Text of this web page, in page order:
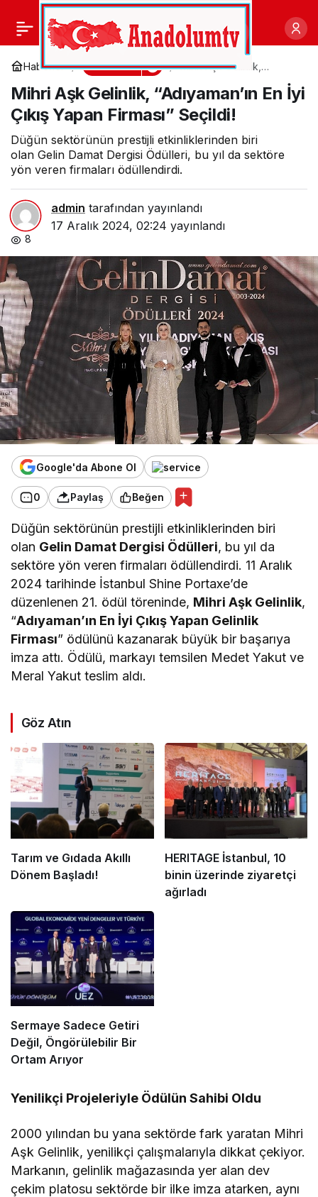
Haberler Ekonomi
Mihri Aşk Gelinlik,
Yapan Firması” Seçildi!
Mihri Aşk Gelinlik, “Adıyaman’ın En İyi
Çıkış Yapan Firması” Seçildi!
Düğün sektörünün prestijli etkinliklerinden biri
olan Gelin Damat Dergisi Ödülleri, bu yıl da sektöre
yön veren firmaları ödüllendirdi.
admin tarafından yayınlandı
17 Aralık 2024, 02:24 yayınlandı
8
Google'da Abone Ol
0 Paylaş Beğen
Düğün sektörünün prestijli etkinliklerinden biri
olan Gelin Damat Dergisi Ödülleri, bu yıl da
sektöre yön veren firmaları ödüllendirdi. 11 Aralık
2024 tarihinde İstanbul Shine Portaxe’de
düzenlenen 21. ödül töreninde, Mihri Aşk Gelinlik,
“Adıyaman’ın En İyi Çıkış Yapan Gelinlik
Firması” ödülünü kazanarak büyük bir başarıya
imza attı. Ödülü, markayı temsilen Medet Yakut ve
Meral Yakut teslim aldı.
Göz Atın
Tarım ve Gıdada Akıllı
Dönem Başladı!
HERITAGE İstanbul, 10
binin üzerinde ziyaretçi
ağırladı
Sermaye Sadece Getiri
Değil, Öngörülebilir Bir
Ortam Arıyor
Yenilikçi Projeleriyle Ödülün Sahibi Oldu
2000 yılından bu yana sektörde fark yaratan Mihri
Aşk Gelinlik, yenilikçi çalışmalarıyla dikkat çekiyor.
Markanın, gelinlik mağazasında yer alan dev
çekim platosu sektörde bir ilke imza atarken, aynı
Gedik Yatırım, 2025
yatırım stratejilerinin
konuşulduğu İstanbul
Yatırımcı Semineri’ni
gerçekleştirdi
Paylaş